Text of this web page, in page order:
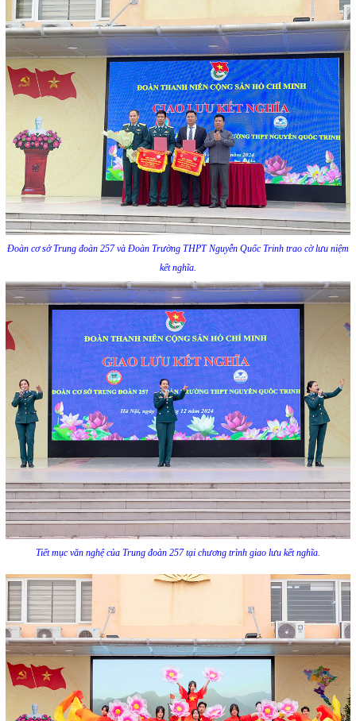
Đoàn cơ sở Trung đoàn 257 và Đoàn Trường THPT Nguyễn Quốc Trinh trao cờ lưu niệm
kết nghĩa.
Tiết mục văn nghệ của Trung đoàn 257 tại chương trình giao lưu kết nghĩa.